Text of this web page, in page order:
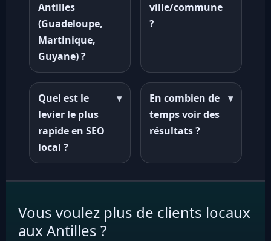
Antilles
(Guadeloupe,
Martinique,
Guyane) ?
ville/commune
?
Quel est le
levier le plus
rapide en SEO
local ?
▾
En combien de
temps voir des
résultats ?
▾
Vous voulez plus de clients locaux
aux Antilles ?